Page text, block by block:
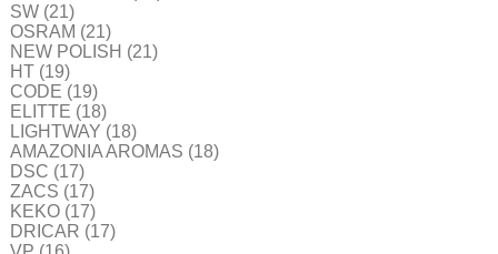
SW (21)
OSRAM (21)
NEW POLISH (21)
HT (19)
CODE (19)
ELITTE (18)
LIGHTWAY (18)
AMAZONIA AROMAS (18)
DSC (17)
ZACS (17)
KEKO (17)
DRICAR (17)